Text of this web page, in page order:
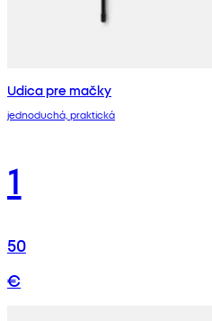
Udica pre mačky
jednoduchá, praktická
1
50
€